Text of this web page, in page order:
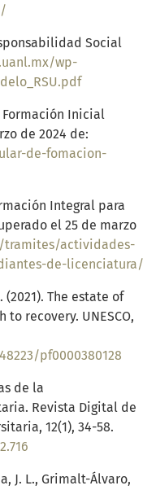
Social
wp-
Formación Inicial
de 2024 de:
de-fomacion-
Integral para
el 25 de marzo
tramites/actividades-
de-licenciatura/
(2021). The estate of
recovery. UNESCO,
pf0000380128
de la
Revista Digital de
12(1), 34-58.
J. L., Grimalt-Álvaro,